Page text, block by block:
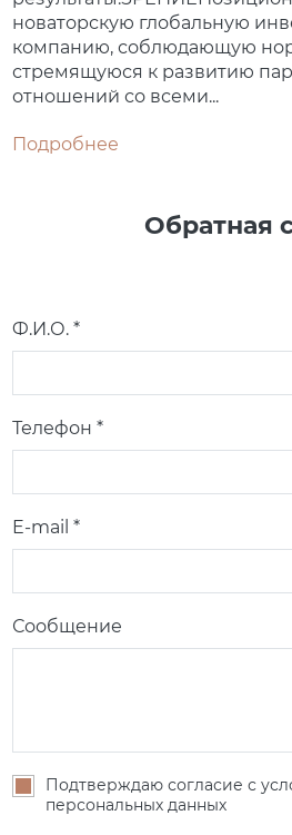
новаторскую глобальную
компанию, соблюдающую
стремящуюся к развитию
отношений со всеми...
Подробнее
Обратная
Ф.И.О. *
Телефон *
E-mail *
Сообщение
Подтверждаю согласие с
персональных данных